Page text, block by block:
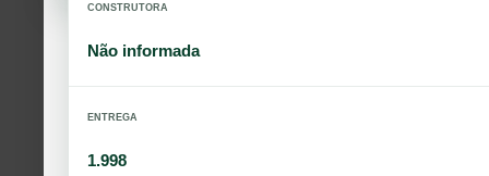
CONSTRUTORA
Não informada
ENTREGA
1.998